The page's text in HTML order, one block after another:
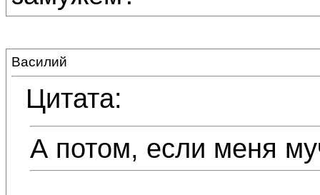
Василий
Цитата:
А потом, если меня